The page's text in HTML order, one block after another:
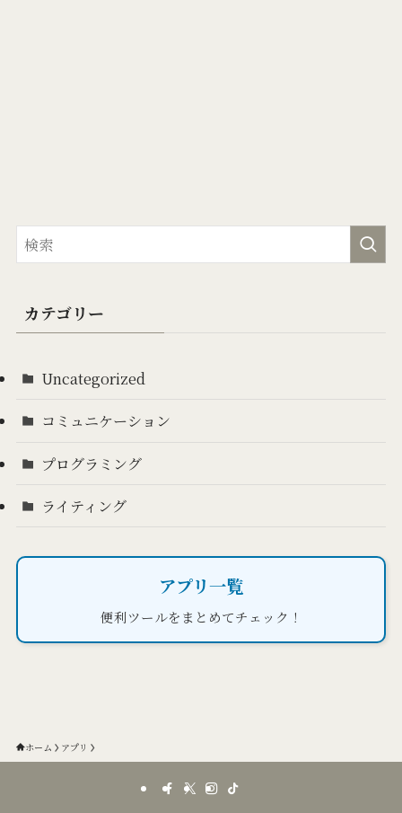
カテゴリー
Uncategorized
コミュニケーション
プログラミング
ライティング
アプリ一覧
便利ツールをまとめてチェック！
ホーム アプリ